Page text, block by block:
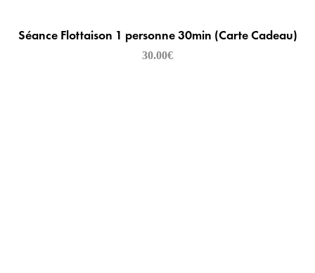
Séance Flottaison 1 personne 30min (Carte Cadeau)
30.00€